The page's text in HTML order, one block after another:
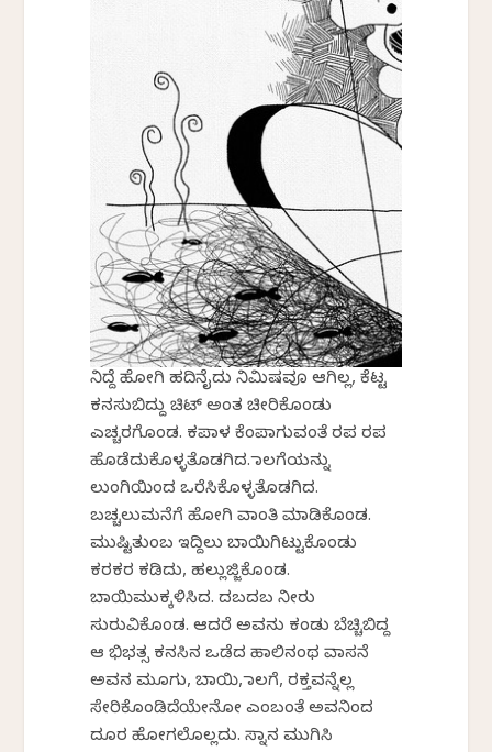
ನಿದ್ದೆ ಹೋಗಿ ಹದಿನೈದು ನಿಮಿಷವೂ ಆಗಿಲ್ಲ, ಕೆಟ್ಟ
ಕನಸುಬಿದ್ದು ಚಿಟ್ ಅಂತ ಚೀರಿಕೊಂಡು
ಎಚ್ಚರಗೊಂಡ. ಕಪಾಳ ಕೆಂಪಾಗುವಂತೆ ರಪ ರಪ
ಹೊಡೆದುಕೊಳ್ಳತೊಡಗಿದ. ನಾಲಗೆಯನ್ನು
ಲುಂಗಿಯಿಂದ ಒರೆಸಿಕೊಳ್ಳತೊಡಗಿದ.
ಬಚ್ಚಲುಮನೆಗೆ ಹೋಗಿ ವಾಂತಿ ಮಾಡಿಕೊಂಡ.
ಮುಷ್ಟಿತುಂಬ ಇದ್ದಿಲು ಬಾಯಿಗಿಟ್ಟುಕೊಂಡು
ಕರಕರ ಕಡಿದು, ಹಲ್ಲುಜ್ಜಿಕೊಂಡ.
ಬಾಯಿಮುಕ್ಕಳಿಸಿದ. ದಬದಬ ನೀರು
ಸುರುವಿಕೊಂಡ. ಆದರೆ ಅವನು ಕಂಡು ಬೆಚ್ಚಿಬಿದ್ದ
ಆ ಭಿಭತ್ಸ ಕನಸಿನ ಒಡೆದ ಹಾಲಿನಂಥ ವಾಸನೆ
ಅವನ ಮೂಗು, ಬಾಯಿ, ನಾಲಗೆ, ರಕ್ತವನ್ನೆಲ್ಲ
ಸೇರಿಕೊಂಡಿದೆಯೇನೋ ಎಂಬಂತೆ ಅವನಿಂದ
ದೂರ ಹೋಗಲೊಲ್ಲದು. ಸ್ನಾನ ಮುಗಿಸಿ